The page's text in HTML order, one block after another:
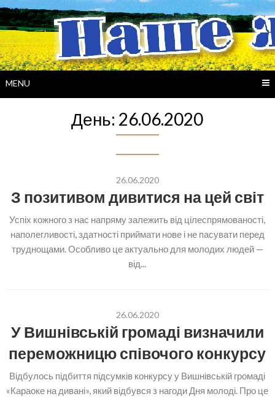
Skip
to
content
MENU
День: 26.06.2020
26.06.2020
З позитивом дивитися на цей світ
Успіх кожного з нас напряму залежить від цілеспрямованості,
наполегливості, здатності приймати нове і не пасувати перед
труднощами. Особливо це актуально для молодих людей —
від...
26.06.2020
У Вишнівській громаді визначили
переможницю співочого конкурсу
Відбулось підбиття підсумків конкурсу у Вишнівській громаді
«Караоке на дивані», який відбувся з нагоди Дня молоді. Про це